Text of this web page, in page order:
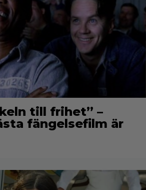
till frihet” –
fängelsefilm är